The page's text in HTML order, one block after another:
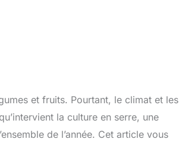
et fruits. Pourtant, le climat et les
la culture en serre, une
de l’année. Cet article vous